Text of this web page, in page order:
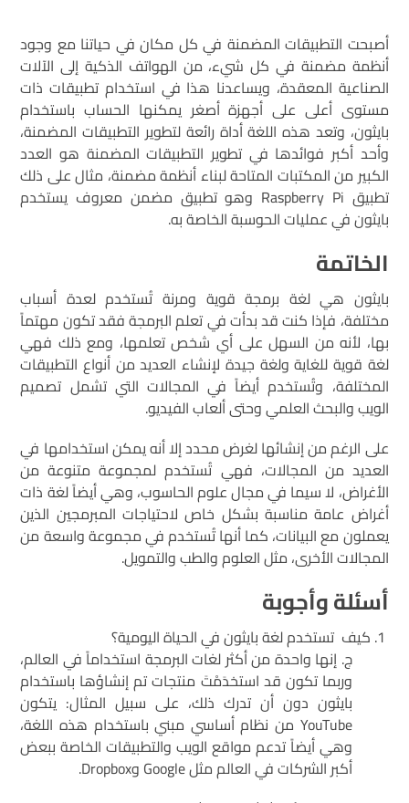
أصبحت التطبيقات المضمنة في كل مكان في حياتنا مع وجود
أنظمة مضمنة في كل شيء، من الهواتف الذكية إلى الآلات
الصناعية المعقدة، ويساعدنا هذا في استخدام تطبيقات ذات
مستوى أعلى على أجهزة أصغر يمكنها الحساب باستخدام
بايثون، وتعد هذه اللغة أداة رائعة لتطوير التطبيقات المضمنة،
وأحد أكبر فوائدها في تطوير التطبيقات المضمنة هو العدد
الكبير من المكتبات المتاحة لبناء أنظمة مضمنة، مثال على ذلك
تطبيق Raspberry Pi وهو تطبيق مضمن معروف يستخدم
بايثون في عمليات الحوسبة الخاصة به.
الخاتمة
بايثون هي لغة برمجة قوية ومرنة تُستخدم لعدة أسباب
مختلفة، فإذا كنت قد بدأت في تعلم البرمجة فقد تكون مهتماً
بها، لأنه من السهل على أي شخص تعلمها، ومع ذلك فهي
لغة قوية للغاية ولغة جيدة لإنشاء العديد من أنواع التطبيقات
المختلفة، وتُستخدم أيضاً في المجالات التي تشمل تصميم
الويب والبحث العلمي وحتى ألعاب الفيديو.
على الرغم من إنشائها لغرض محدد إلا أنه يمكن استخدامها في
العديد من المجالات، فهي تُستخدم لمجموعة متنوعة من
الأغراض، لا سيما في مجال علوم الحاسوب، وهي أيضاً لغة ذات
أغراض عامة مناسبة بشكل خاص لاحتياجات المبرمجين الذين
يعملون مع البيانات، كما أنها تُستخدم في مجموعة واسعة من
المجالات الأخرى، مثل العلوم والطب والتمويل.
أسئلة وأجوبة
كيف تستخدم لغة بايثون في الحياة اليومية؟
ج. إنها واحدة من أكثر لغات البرمجة استخداماً في العالم،
وربما تكون قد استخدَمْتَ منتجات تم إنشاؤها باستخدام
بايثون دون أن تدرك ذلك، على سبيل المثال: يتكون
YouTube من نظام أساسي مبني باستخدام هذه اللغة،
وهي أيضاً تدعم مواقع الويب والتطبيقات الخاصة ببعض
أكبر الشركات في العالم مثل Google وDropbox.